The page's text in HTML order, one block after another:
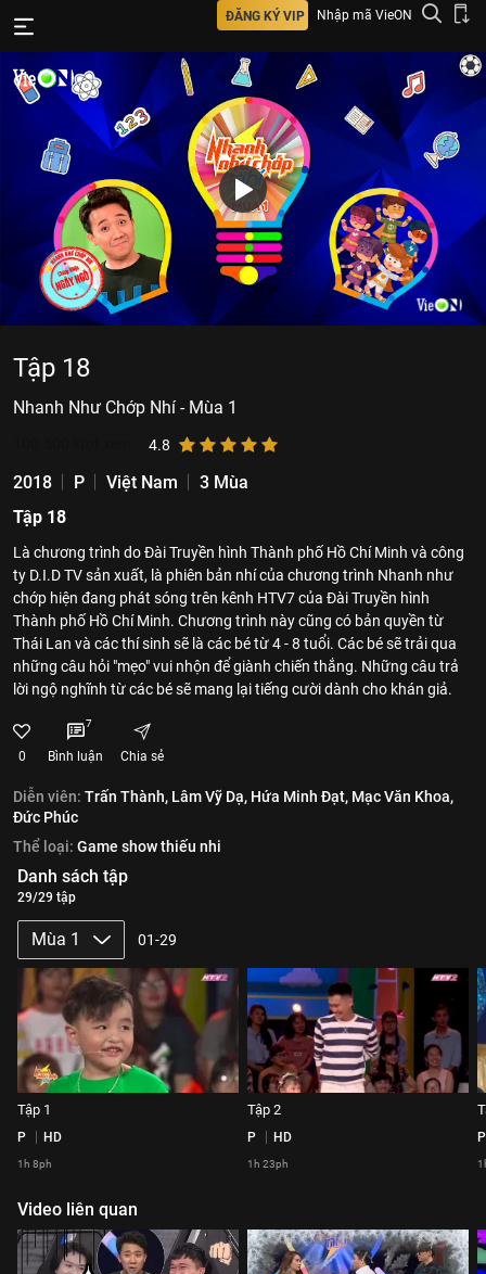
ĐĂNG KÝ VIP Nhập mã VieON
Tập 18
Nhanh Như Chớp Nhí - Mùa 1
4.8
2018 P Việt Nam
3 Mùa
Tập 18
Là chương trình do Đài Truyền hình Thành phố Hồ Chí Minh và công
ty D.I.D TV sản xuất, là phiên bản nhí của chương trình Nhanh như
chớp hiện đang phát sóng trên kênh HTV7 của Đài Truyền hình
Thành phố Hồ Chí Minh. Chương trình này cũng có bản quyền từ
Thái Lan và các thí sinh sẽ là các bé từ 4 - 8 tuổi. Các bé sẽ trải qua
những câu hỏi "mẹo" vui nhộn để giành chiến thắng. Những câu trả
lời ngộ nghĩnh từ các bé sẽ mang lại tiếng cười dành cho khán giả.
0
7
Bình luận Chia sẻ
Diễn viên: Trấn Thành, Lâm Vỹ Dạ, Hứa Minh Đạt, Mạc Văn Khoa,
Đức Phúc
Thể loại: Game show thiếu nhi
Danh sách tập
29/29 tập
Mùa 1 01-29
Tập 1
P HD
1h 8ph
Tập 2
P HD
1h 23ph
P
Video liên quan